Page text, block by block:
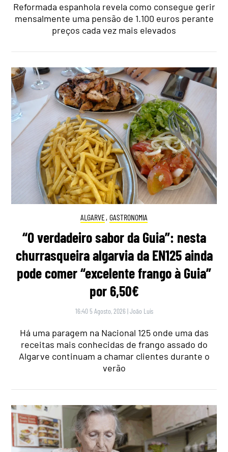
Reformada espanhola revela como consegue gerir
mensalmente uma pensão de 1.100 euros perante
preços cada vez mais elevados
ALGARVE, GASTRONOMIA
“O verdadeiro sabor da Guia”: nesta
churrasqueira algarvia da EN125 ainda
pode comer “excelente frango à Guia”
por 6,50€
16:40 5 Agosto, 2026 |João Luís
Há uma paragem na Nacional 125 onde uma das
receitas mais conhecidas de frango assado do
Algarve continuam a chamar clientes durante o
verão